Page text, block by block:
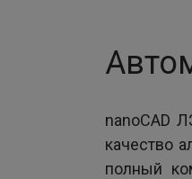
nanoCAD
качество
полный